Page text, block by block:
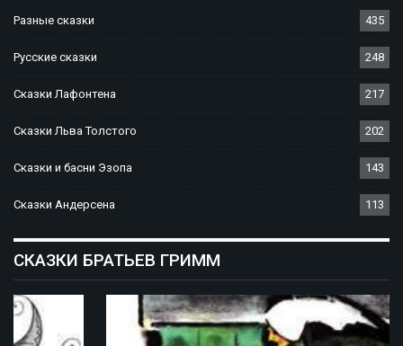
Разные сказки 435
Русские сказки 248
Сказки Лафонтена 217
Сказки Льва Толстого 202
Сказки и басни Эзопа 143
Сказки Андерсена 113
СКАЗКИ БРАТЬЕВ ГРИММ